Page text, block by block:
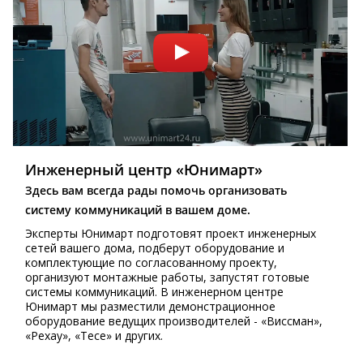
Инженерный центр «Юнимарт»
Здесь вам всегда рады помочь организовать
систему коммуникаций в вашем доме.
Эксперты Юнимарт подготовят проект инженерных
сетей вашего дома, подберут оборудование и
комплектующие по согласованному проекту,
организуют монтажные работы, запустят готовые
системы коммуникаций. В инженерном центре
Юнимарт мы разместили демонстрационное
оборудование ведущих производителей - «Виссман»,
«Рехау», «Тесе» и других.